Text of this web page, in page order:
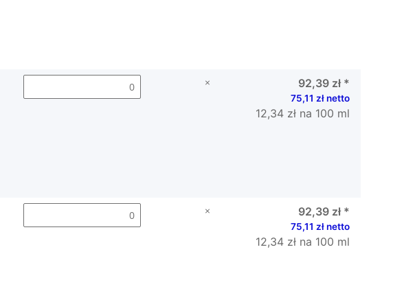
× 92,39 zł *
75,11 zł netto
12,34 zł na 100 ml
× 92,39 zł *
75,11 zł netto
12,34 zł na 100 ml